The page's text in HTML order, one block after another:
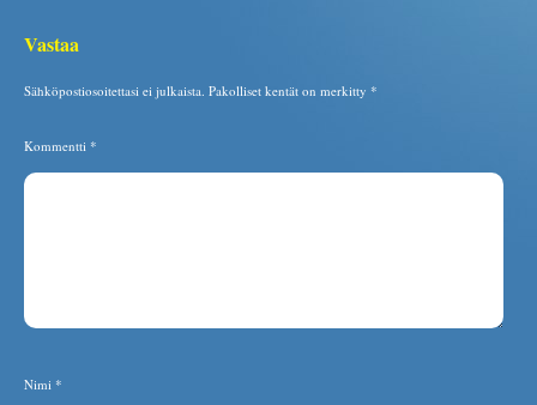
Vastaa
Sähköpostiosoitettasi ei julkaista. Pakolliset kentät on merkitty *
Kommentti *
Nimi *